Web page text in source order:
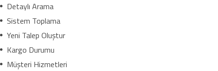
Detaylı Arama
Sistem Toplama
Yeni Talep Oluştur
Kargo Durumu
Müşteri Hizmetleri